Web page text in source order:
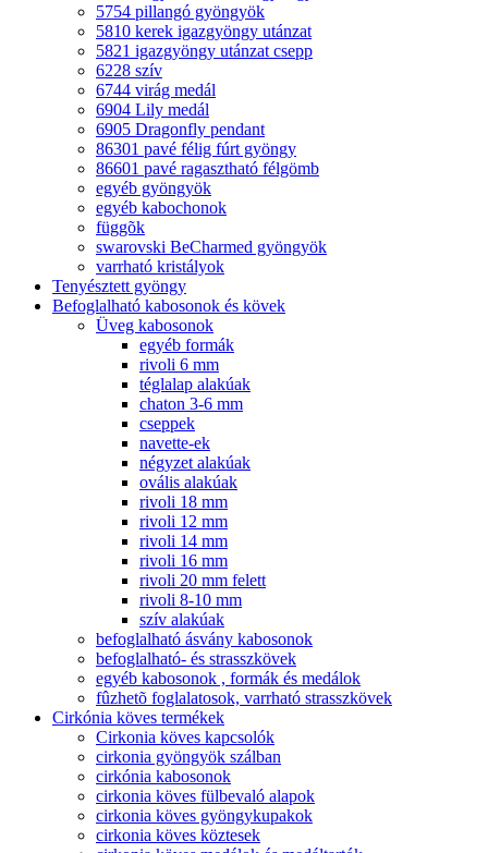
5754 pillangó gyöngyök
5810 kerek igazgyöngy utánzat
5821 igazgyöngy utánzat csepp
6228 szív
6744 virág medál
6904 Lily medál
6905 Dragonfly pendant
86301 pavé félig fúrt gyöngy
86601 pavé ragasztható félgömb
egyéb gyöngyök
egyéb kabochonok
függõk
swarovski BeCharmed gyöngyök
varrható kristályok
Tenyésztett gyöngy
Befoglalható kabosonok és kövek
Üveg kabosonok
egyéb formák
rivoli 6 mm
téglalap alakúak
chaton 3-6 mm
cseppek
navette-ek
négyzet alakúak
ovális alakúak
rivoli 18 mm
rivoli 12 mm
rivoli 14 mm
rivoli 16 mm
rivoli 20 mm felett
rivoli 8-10 mm
szív alakúak
befoglalható ásvány kabosonok
befoglalható- és strasszkövek
egyéb kabosonok , formák és medálok
fûzhetõ foglalatosok, varrható strasszkövek
Cirkónia köves termékek
Cirkonia köves kapcsolók
cirkonia gyöngyök szálban
cirkónia kabosonok
cirkonia köves fülbevaló alapok
cirkonia köves gyöngykupakok
cirkonia köves köztesek